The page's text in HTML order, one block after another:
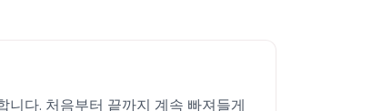
다. 처음부터 끝까지 계속 빠져들게